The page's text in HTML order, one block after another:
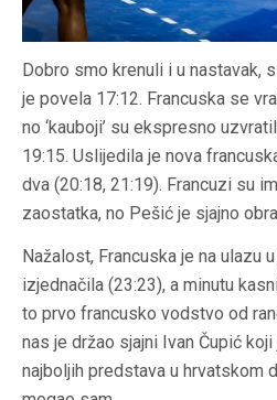
Dobro smo krenuli i u nastavak,
je povela 17:12. Francuska se
no ‘kauboji’ su ekspresno
19:15. Uslijedila je nova
dva (20:18, 21:19). Francuzi su
zaostatka, no Pešić je sjajno
Nažalost, Francuska je na ulazu
izjednačila (23:23), a minutu
to prvo francusko vodstvo od
nas je držao sjajni Ivan Čupić
najboljih predstava u hrvatskom